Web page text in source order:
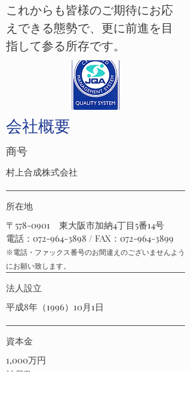
これからも皆様のご期待にお応
えできる態勢で、更に前進を目
指して参る所存です。
会社概要
商号
村上合成株式会社
所在地
〒578-0901 東大阪市加納4丁目5番14号
電話：072-964-3898 / FAX：072-964-3899
※電話・ファックス番号のお間違えのございませんよう
にお願い致します。
法人設立
平成8年（1996）10月1日
資本金
1,000万円
社員数